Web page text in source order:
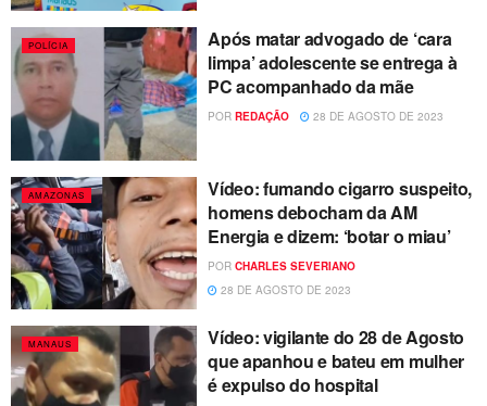
POLÍCIA
Após matar advogado de ‘cara
limpa’ adolescente se entrega à
PC acompanhado da mãe
POR REDAÇÃO 28 DE AGOSTO DE 2023
AMAZONAS
Vídeo: fumando cigarro suspeito,
homens debocham da AM
Energia e dizem: ‘botar o miau’
POR CHARLES SEVERIANO
28 DE AGOSTO DE 2023
MANAUS
Vídeo: vigilante do 28 de Agosto
que apanhou e bateu em mulher
é expulso do hospital